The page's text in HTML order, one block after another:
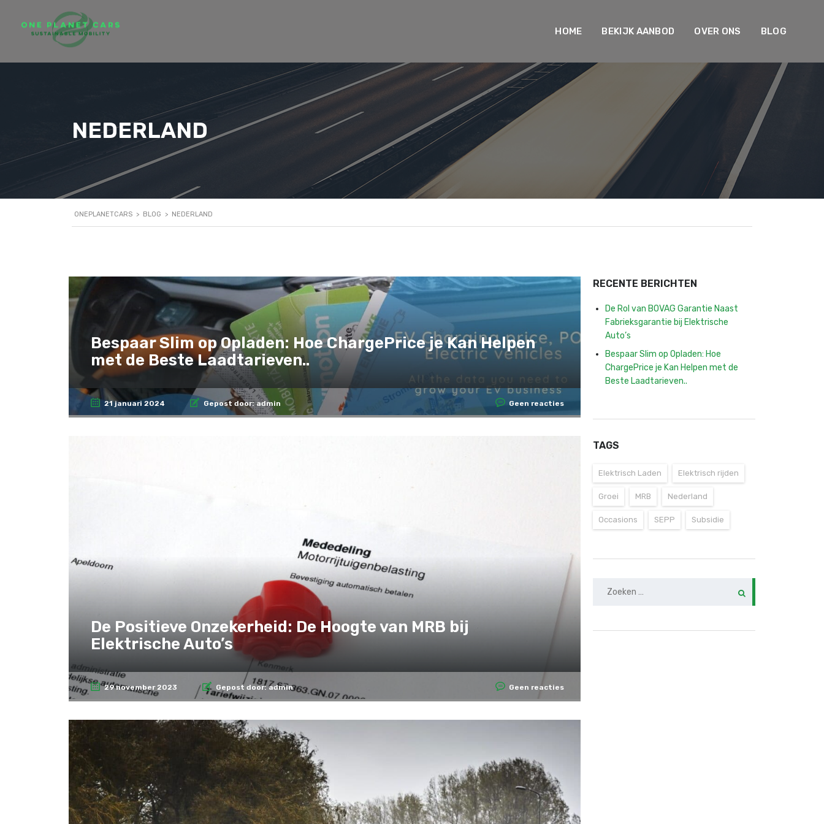
HOME BEKIJK AANBOD OVER ONS BLOG
NEDERLAND
ONEPLANETCARS > BLOG > NEDERLAND
Bespaar Slim op Opladen: Hoe ChargePrice je Kan Helpen
met de Beste Laadtarieven..
21 januari 2024 Gepost door: admin Geen reacties
De Positieve Onzekerheid: De Hoogte van MRB bij
Elektrische Auto’s
29 november 2023 Gepost door: admin Geen reacties
RECENTE BERICHTEN
De Rol van BOVAG Garantie Naast
Fabrieksgarantie bij Elektrische
Auto’s
Bespaar Slim op Opladen: Hoe
ChargePrice je Kan Helpen met de
Beste Laadtarieven..
TAGS
Elektrisch Laden Elektrisch rijden
Groei MRB Nederland
Occasions SEPP Subsidie
naar: